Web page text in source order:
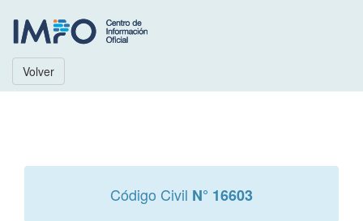
Volver
Código Civil N° 16603